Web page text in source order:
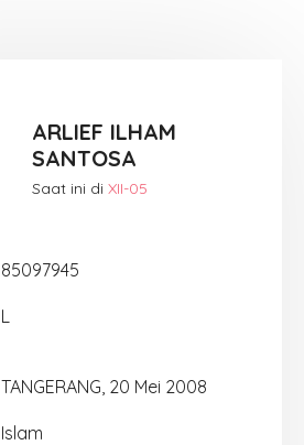
ARLIEF ILHAM
SANTOSA
Saat ini di XII-05
85097945
L
TANGERANG, 20 Mei 2008
Islam